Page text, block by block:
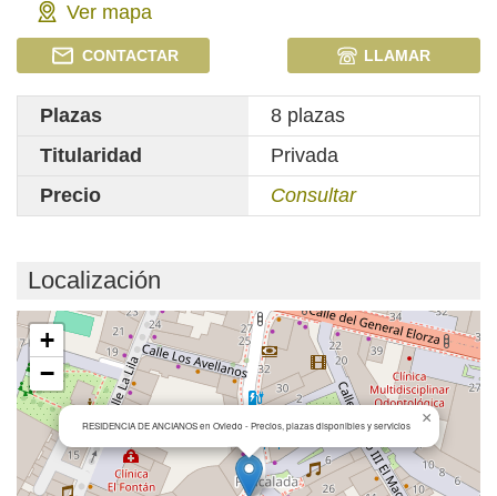
Ver mapa
CONTACTAR LLAMAR
Plazas
8 plazas
Titularidad
Privada
Precio
Consultar
Localización
Cargando mapa...
RESIDENCIA DE ANCIANOS en Oviedo - Precios, plazas disponibles y servicios ×
+
−